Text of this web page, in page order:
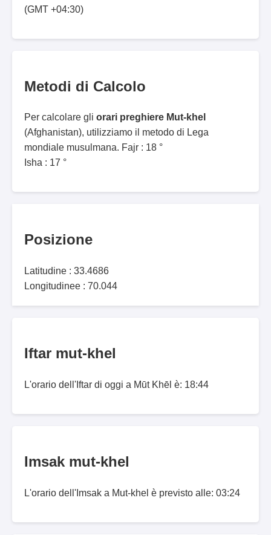
(GMT +04:30)
Metodi di Calcolo
Per calcolare gli orari preghiere Mut-khel
(Afghanistan), utilizziamo il metodo di Lega
mondiale musulmana. Fajr : 18 °
Isha : 17 °
Posizione
Latitudine : 33.4686
Longitudinee : 70.044
Iftar mut-khel
L'orario dell'Iftar di oggi a Mūt Khēl è: 18:44
Imsak mut-khel
L'orario dell'Imsak a Mut-khel è previsto alle: 03:24